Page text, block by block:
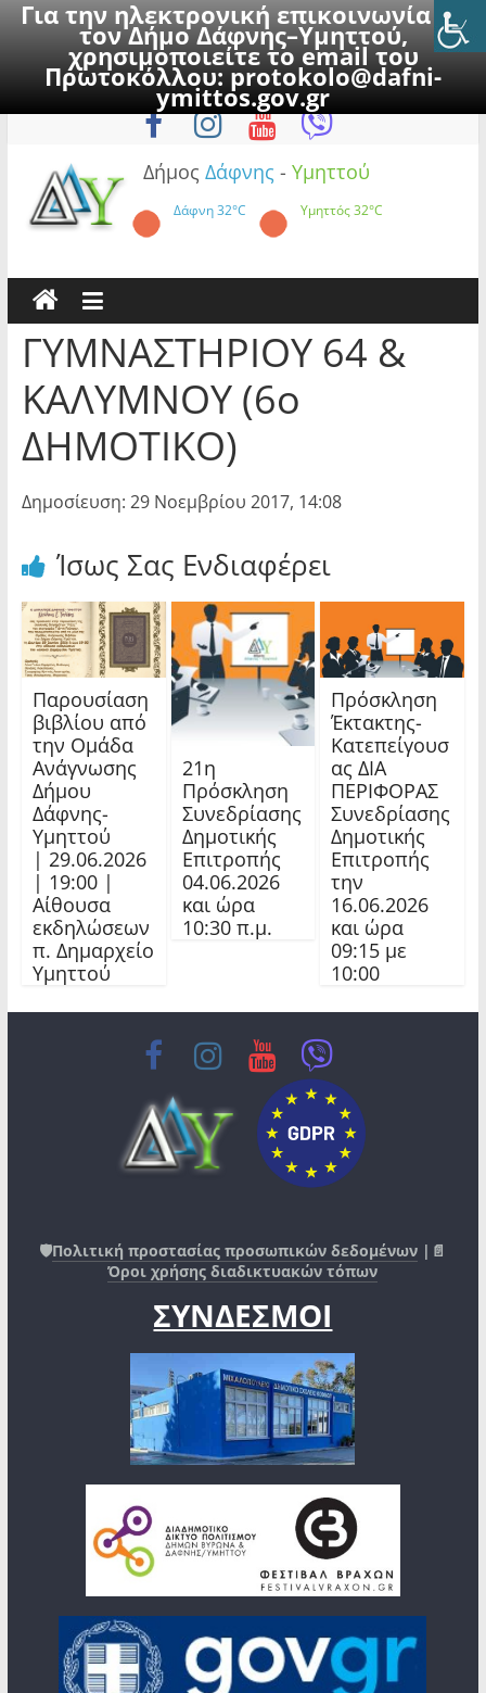
Για την ηλεκτρονική επικοινωνία με
τον Δήμο Δάφνης–Υμηττού,
χρησιμοποιείτε το email του
Πρωτοκόλλου:protokolo@dafni-
ymittos.gov.gr
to
Κυριακή, 9 Αυγούστου 2026
Δήμος Δάφνης - Υμηττού
Δάφνη32°C Υμηττός32°C
ΓΥΜΝΑΣΤΗΡΙΟΥ 64 &
ΚΑΛΥΜΝΟΥ (6ο
ΔΗΜΟΤΙΚΟ)
Δημοσίευση: 29 Νοεμβρίου 2017, 14:08
Ίσως Σας Ενδιαφέρει
Παρουσίαση
βιβλίου από
την Ομάδα
Ανάγνωσης
Δήμου
Δάφνης-
Υμηττού
| 29.06.2026
| 19:00 |
Αίθουσα
εκδηλώσεων
π. Δημαρχείο
Υμηττού
21η
Πρόσκληση
Συνεδρίασης
Δημοτικής
Επιτροπής
04.06.2026
και ώρα
10:30 π.μ.
Πρόσκληση
Έκτακτης-
Κατεπείγουσ
ας ΔΙΑ
ΠΕΡΙΦΟΡΑΣ
Συνεδρίασης
Δημοτικής
Επιτροπής
την
16.06.2026
και ώρα
09:15 με
10:00
🛡️Πολιτική προστασίας προσωπικών δεδομένων |📄
Όροι χρήσης διαδικτυακών τόπων
ΣΥΝΔΕΣΜΟΙ